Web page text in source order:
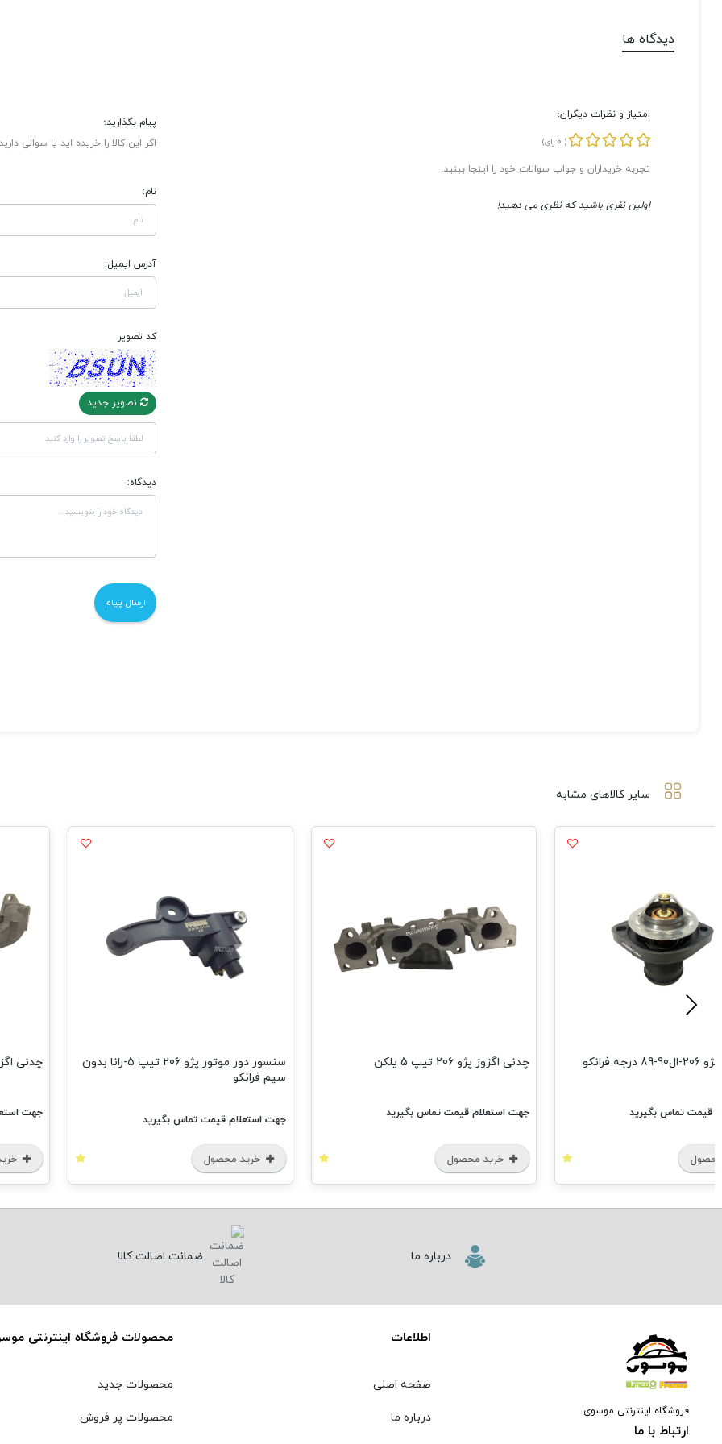
دیدگاه ها
امتیاز و نظرات دیگران؛
(
0 رای)
تجربه خریداران و جواب سوالات خود را اینجا ببنید.
اولین نفری باشید که نظری می دهید!
پیام بگذارید؛
اگر این کالا را خریده اید یا سوالی
نام:
آدرس ایمیل:
کد تصویر
تصویر جدید
دیدگاه:
سایر کالاهای مشابه
فرانکو
قیمت تماس بگیرید
چدنی اگزوز پژو 206 تیپ 5 یلکن
جهت استعلام قیمت تماس بگیرید
خرید محصول
سنسور دور موتور پژو 206 تیپ 5-رانا بدون
سیم فرانکو
جهت استعلام قیمت تماس بگیرید
خرید محصول
چدنی اگزوز پژو
جهت
درباره ما ضمانت اصالت کالا
فروشگاه اینترنتی موسوی
ارتباط با ما
اطلاعات
صفحه اصلی
درباره ما
محصولات فروشگاه اینترنتی
محصولات جدید
محصولات پر فروش